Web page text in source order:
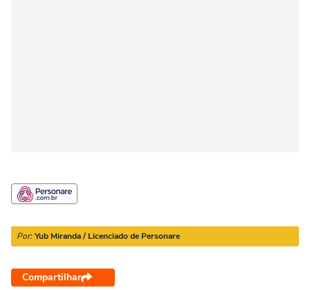
Por: Yub Miranda / Licenciado de Personare
Compartilhar